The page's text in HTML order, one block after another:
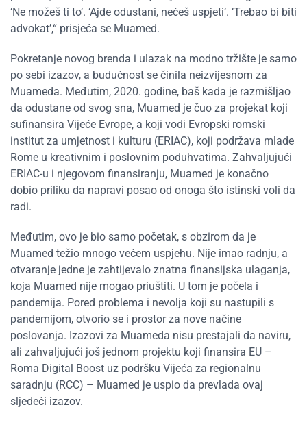
‘Ne možeš ti to’. ‘Ajde odustani, nećeš uspjeti’. ‘Trebao bi biti
advokat’,“ prisjeća se Muamed.
Pokretanje novog brenda i ulazak na modno tržište je samo
po sebi izazov, a budućnost se činila neizvijesnom za
Muameda. Međutim, 2020. godine, baš kada je razmišljao
da odustane od svog sna, Muamed je čuo za projekat koji
sufinansira Vijeće Evrope, a koji vodi Evropski romski
institut za umjetnost i kulturu (ERIAC), koji podržava mlade
Rome u kreativnim i poslovnim poduhvatima. Zahvaljujući
ERIAC-u i njegovom finansiranju, Muamed je konačno
dobio priliku da napravi posao od onoga što istinski voli da
radi.
Međutim, ovo je bio samo početak, s obzirom da je
Muamed težio mnogo većem uspjehu. Nije imao radnju, a
otvaranje jedne je zahtijevalo znatna finansijska ulaganja,
koja Muamed nije mogao priuštiti. U tom je počela i
pandemija. Pored problema i nevolja koji su nastupili s
pandemijom, otvorio se i prostor za nove načine
poslovanja. Izazovi za Muameda nisu prestajali da naviru,
ali zahvaljujući još jednom projektu koji finansira EU –
Roma Digital Boost uz podršku Vijeća za regionalnu
saradnju (RCC) – Muamed je uspio da prevlada ovaj
sljedeći izazov.